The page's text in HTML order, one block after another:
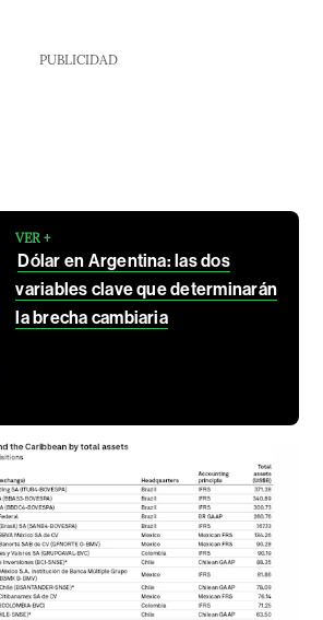
PUBLICIDAD
VER +
Dólar en Argentina: las dos
variables clave que determinarán
la brecha cambiaria